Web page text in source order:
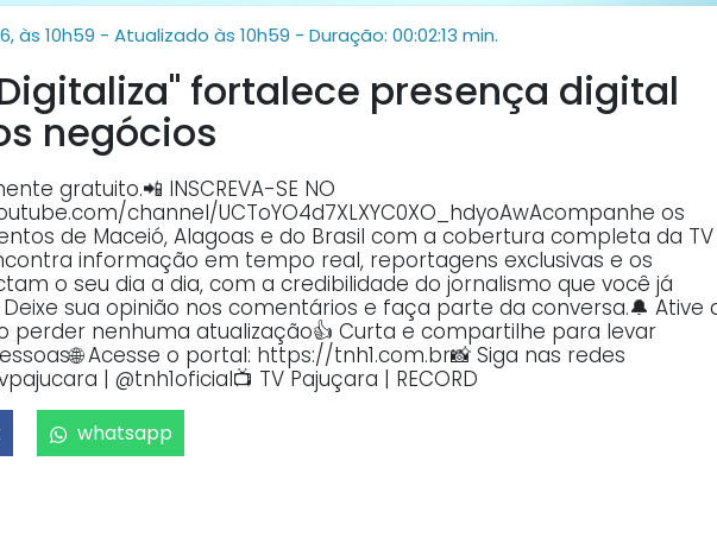
às 10h59 - Atualizado às 10h59 - Duração: 00:02:13 min.
fortalece presença digital
negócios
gratuito.📲 INSCREVA-SE NO
channel/UCToYO4d7XLXYC0XO_hdyoAwAcompanhe os
de Maceió, Alagoas e do Brasil com a cobertura completa da TV
informação em tempo real, reportagens exclusivas e os
o seu dia a dia, com a credibilidade do jornalismo que você já
sua opinião nos comentários e faça parte da conversa.🔔 Ative
perder nenhuma atualização👍 Curta e compartilhe para levar
Acesse o portal: https://tnh1.com.br📸 Siga nas redes
| @tnh1oficial📺 TV Pajuçara | RECORD
whatsapp